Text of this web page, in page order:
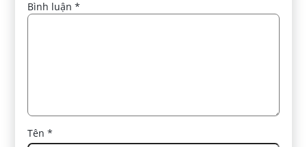
Bình luận*
Tên*